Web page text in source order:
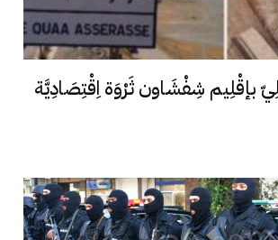
بإقْلِيم شِفْشَاون ثَرْوَة اِقْتِصَادِيَّة